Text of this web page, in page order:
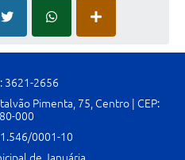
3621-2656
Pimenta, 75, Centro | CEP:
000
0001-10